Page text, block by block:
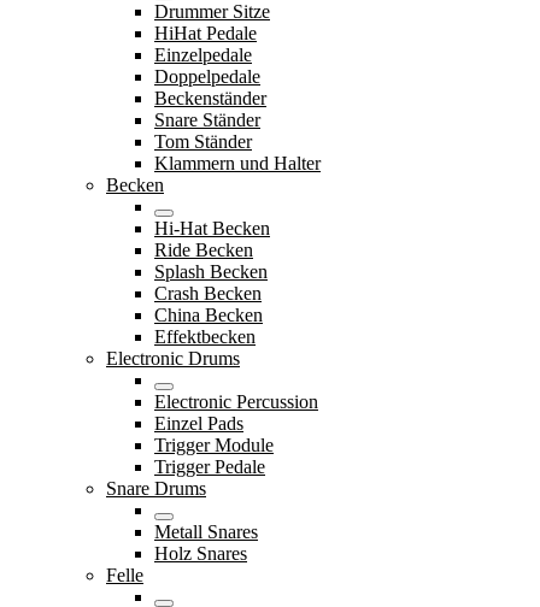
Drummer Sitze
HiHat Pedale
Einzelpedale
Doppelpedale
Beckenständer
Snare Ständer
Tom Ständer
Klammern und Halter
Becken
Hi-Hat Becken
Ride Becken
Splash Becken
Crash Becken
China Becken
Effektbecken
Electronic Drums
Electronic Percussion
Einzel Pads
Trigger Module
Trigger Pedale
Snare Drums
Metall Snares
Holz Snares
Felle